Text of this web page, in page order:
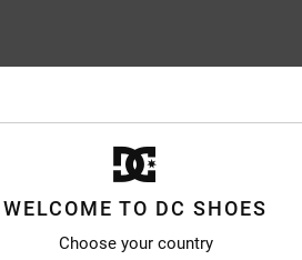
63%
11,25 €
VENTE FLASH EXTRA 25%
WELCOME TO DC SHOES
Choose your country